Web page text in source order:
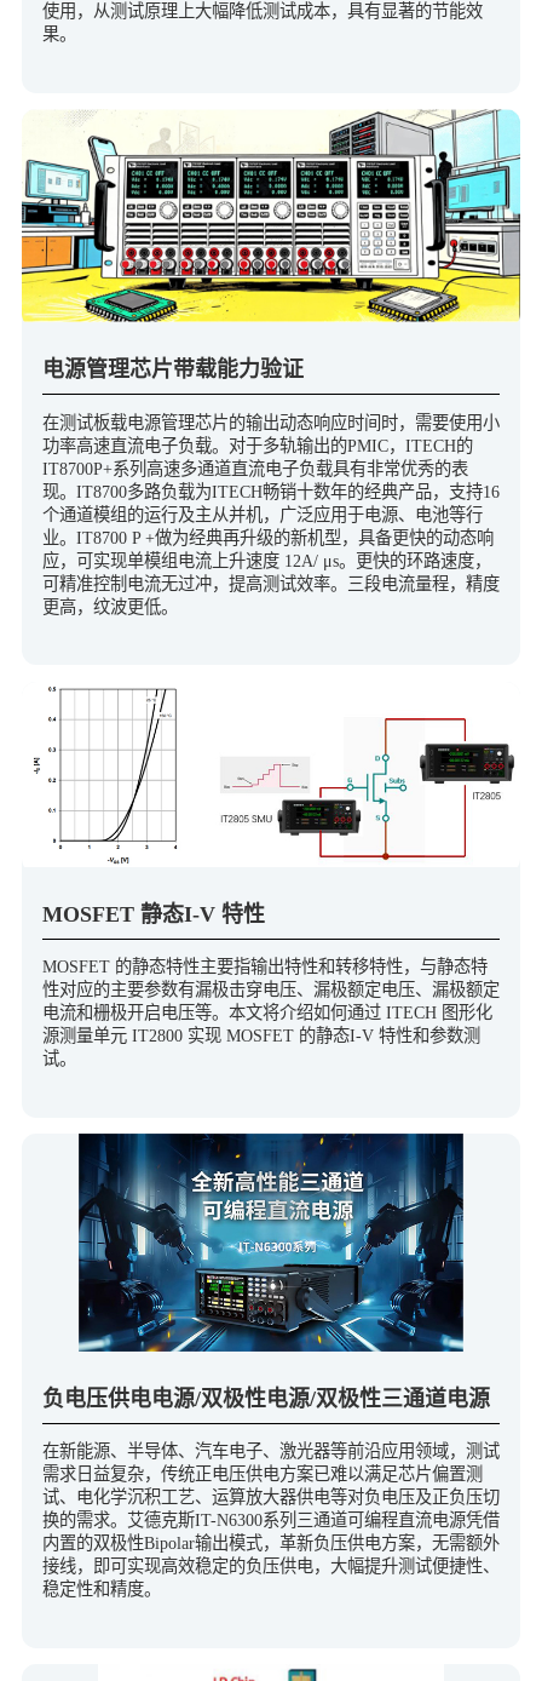
使用，从测试原理上大幅降低测试成本，具有显著的节能效
果。
电源管理芯片带载能力验证
在测试板载电源管理芯片的输出动态响应时间时，需要使用小
功率高速直流电子负载。对于多轨输出的PMIC，ITECH的
IT8700P+系列高速多通道直流电子负载具有非常优秀的表
现。IT8700多路负载为ITECH畅销十数年的经典产品，支持16
个通道模组的运行及主从并机，广泛应用于电源、电池等行
业。IT8700 P +做为经典再升级的新机型，具备更快的动态响
应，可实现单模组电流上升速度 12A/ μs。更快的环路速度，
可精准控制电流无过冲，提高测试效率。三段电流量程，精度
更高，纹波更低。
MOSFET 静态I-V 特性
MOSFET 的静态特性主要指输出特性和转移特性，与静态特
性对应的主要参数有漏极击穿电压、漏极额定电压、漏极额定
电流和栅极开启电压等。本文将介绍如何通过 ITECH 图形化
源测量单元 IT2800 实现 MOSFET 的静态I-V 特性和参数测
试。
负电压供电电源/双极性电源/双极性三通道电源
在新能源、半导体、汽车电子、激光器等前沿应用领域，测试
需求日益复杂，传统正电压供电方案已难以满足芯片偏置测
试、电化学沉积工艺、运算放大器供电等对负电压及正负压切
换的需求。艾德克斯IT-N6300系列三通道可编程直流电源凭借
内置的双极性Bipolar输出模式，革新负压供电方案，无需额外
接线，即可实现高效稳定的负压供电，大幅提升测试便捷性、
稳定性和精度。